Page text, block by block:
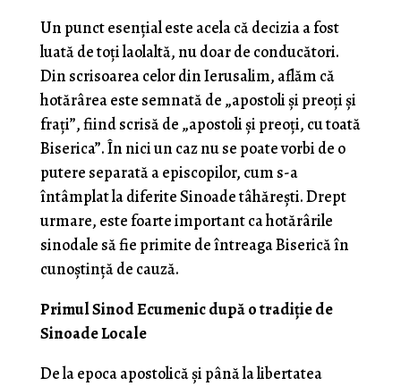
Un punct esențial este acela că decizia a fost
luată de toți laolaltă, nu doar de conducători.
Din scrisoarea celor din Ierusalim, aflăm că
hotărârea este semnată de „apostoli și preoți și
frați”, fiind scrisă de „apostoli și preoți, cu toată
Biserica”. În nici un caz nu se poate vorbi de o
putere separată a episcopilor, cum s-a
întâmplat la diferite Sinoade tâhărești. Drept
urmare, este foarte important ca hotărârile
sinodale să fie primite de întreaga Biserică în
cunoștință de cauză.
Primul Sinod Ecumenic după o tradiție de
Sinoade Locale
De la epoca apostolică și până la libertatea